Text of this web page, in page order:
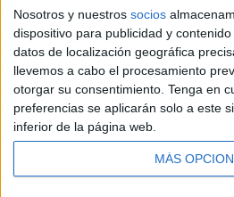
Nosotros y nuestros socios
dispositivo para publicidad y
datos de localización geográfica
llevemos a cabo el procesamiento
otorgar su consentimiento. Tenga en
preferencias se aplicarán solo a este
inferior de la página web.
MÁS